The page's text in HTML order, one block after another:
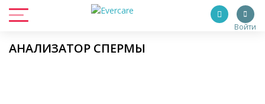
Войти
АНАЛИЗАТОР СПЕРМЫ